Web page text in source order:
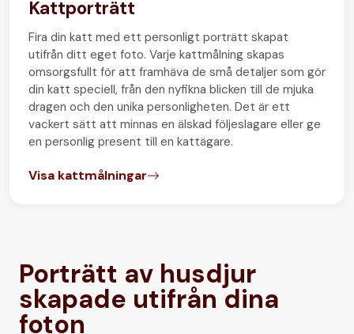
Kattporträtt
Fira din katt med ett personligt porträtt skapat
utifrån ditt eget foto. Varje kattmålning skapas
omsorgsfullt för att framhäva de små detaljer som gör
din katt speciell, från den nyfikna blicken till de mjuka
dragen och den unika personligheten. Det är ett
vackert sätt att minnas en älskad följeslagare eller ge
en personlig present till en kattägare.
Visa kattmålningar
Porträtt av husdjur
skapade utifrån dina
foton